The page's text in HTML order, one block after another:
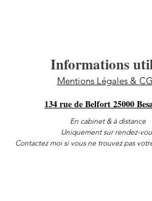
Informations
Mentions Légales &
134 rue de Belfort 25000
En cabinet & à distance
Uniquement sur rendez-
Contactez moi si vous ne trouvez pas